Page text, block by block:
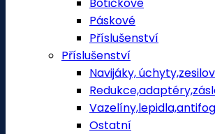
Páskové
Příslušenství
Příslušenství
Navijáky,
Ostatní